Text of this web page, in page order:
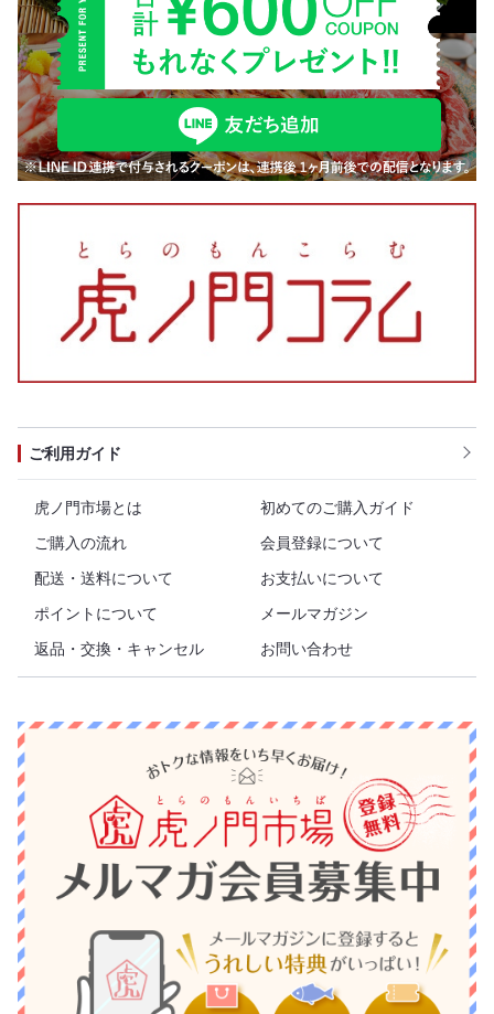
ご利用ガイド
虎ノ門市場とは
初めてのご購入ガイド
ご購入の流れ
会員登録について
配送・送料について
お支払いについて
ポイントについて
メールマガジン
返品・交換・キャンセル
お問い合わせ